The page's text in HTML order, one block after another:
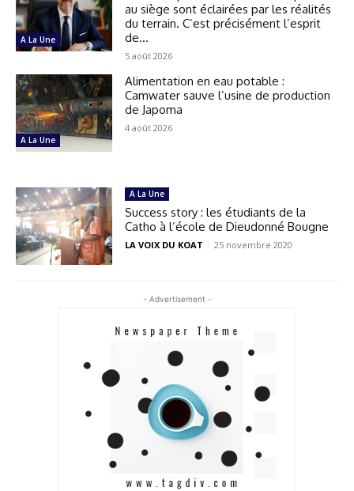
A La Une
au siège sont éclairées par les réalités
du terrain. C’est précisément l’esprit
de...
5 août 2026
A La Une
Alimentation en eau potable :
Camwater sauve l’usine de production
de Japoma
4 août 2026
A La Une
Success story : les étudiants de la
Catho à l’école de Dieudonné Bougne
LA VOIX DU KOAT - 25 novembre 2020
- Advertisement -